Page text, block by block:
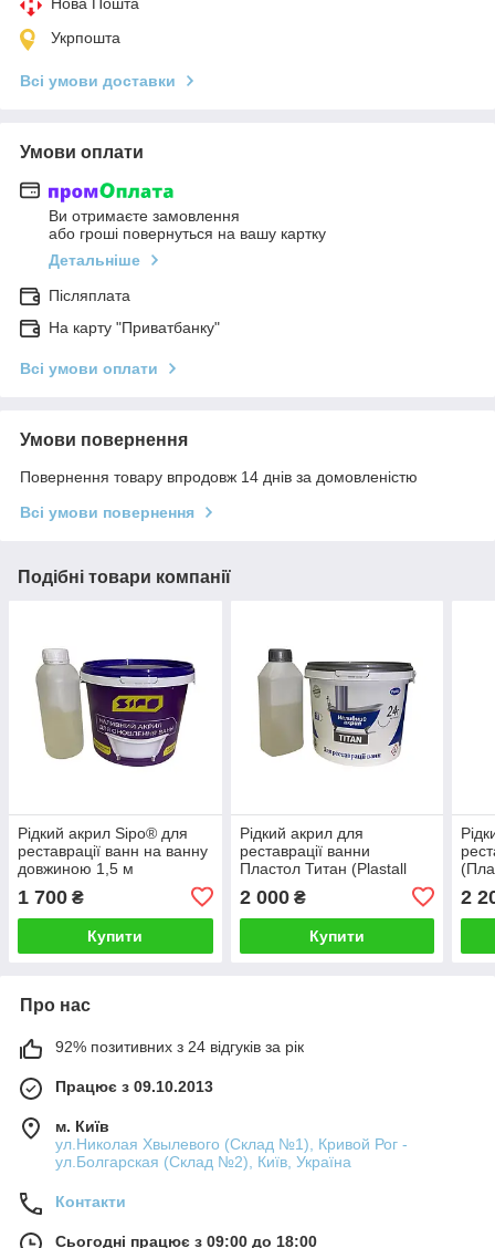
Укрпошта
Всі умови доставки
Умови оплати
Ви отримаєте замовлення
або гроші повернуться на вашу картку
Детальніше
Післяплата
На карту "Приватбанку"
Всі умови оплати
Умови повернення
Повернення товару впродовж 14 днів за домовленістю
Всі умови повернення
Подібні товари компанії
Рідкий акрил Sipo® для
реставрації ванн на ванну
довжиною 1,5 м
1 700 ₴
Купити
Рідкий акрил для
реставрації ванни
Пластол Титан (Plastall
2 000₴
Купити
2
Про нас
92% позитивних з 24 відгуків за рік
Працює з 09.10.2013
м. Київ
ул.Николая Хвылевого (Склад №1), Кривой Рог -
ул.Болгарская (Склад №2), Київ, Україна
Контакти
Сьогодні працює з 09:00 до 18:00